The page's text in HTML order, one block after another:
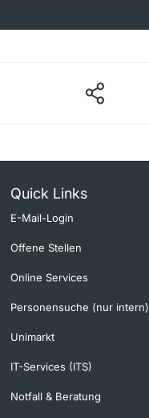
Quick Links
E-Mail-Login
Offene Stellen
Online Services
Personensuche (nur intern)
Unimarkt
IT-Services (ITS)
Notfall & Beratung